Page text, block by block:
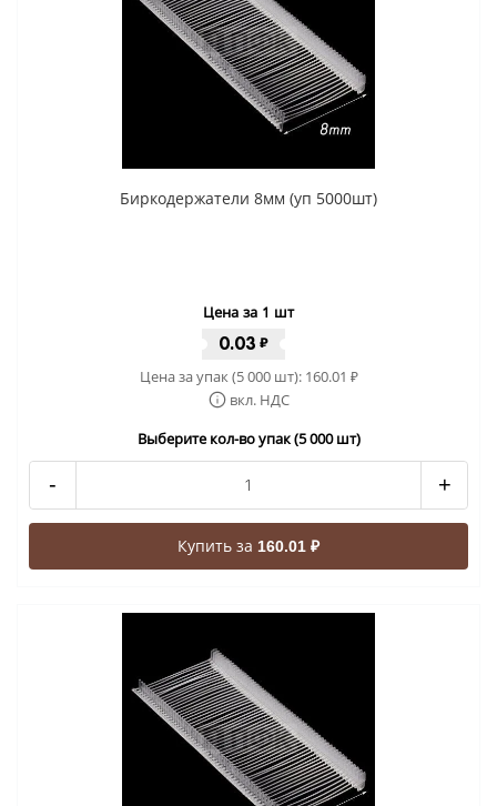
Биркодержатели 8мм (уп 5000шт)
Цена за 1 шт
0.03 ₽
Цена за упак (5 000 шт): 160.01 ₽
вкл. НДС
Выберите кол-во упак (5 000 шт)
- +
Купить за 160.01 ₽